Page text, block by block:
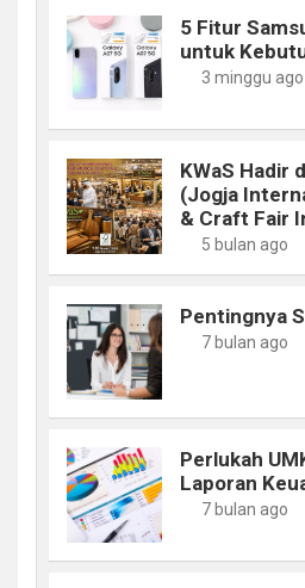
5 Fitur
untuk
3 minggu ago
KWaS Hadir
(Jogja
& Craft Fair
5 bulan ago
Pentingnya
7 bulan ago
Perlukah
Laporan
7 bulan ago